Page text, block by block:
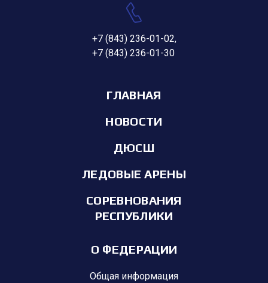
+7 (843) 236-01-02,
+7 (843) 236-01-30
ГЛАВНАЯ
НОВОСТИ
ДЮСШ
ЛЕДОВЫЕ АРЕНЫ
СОРЕВНОВАНИЯ
РЕСПУБЛИКИ
О ФЕДЕРАЦИИ
Общая информация